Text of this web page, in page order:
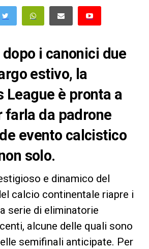
i canonici due
estivo, la
League è pronta a
farla da padrone
evento calcistico
solo.
e dinamico del
calcio continentale riapre i
serie di eliminatorie
alcune delle quali sono
semifinali anticipate. Per